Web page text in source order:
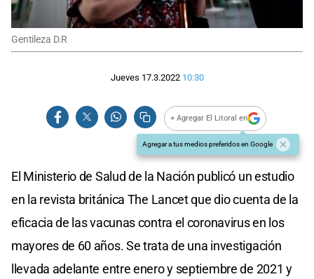
Gentileza D.R
Jueves 17.3.2022 10:30
+ Agregar El Litoral en
Agregar a tus medios preferidos en Google
El Ministerio de Salud de la Nación publicó un estudio
en la revista británica The Lancet que dio cuenta de la
eficacia de las vacunas contra el coronavirus en los
mayores de 60 años. Se trata de una investigación
llevada adelante entre enero y septiembre de 2021 y